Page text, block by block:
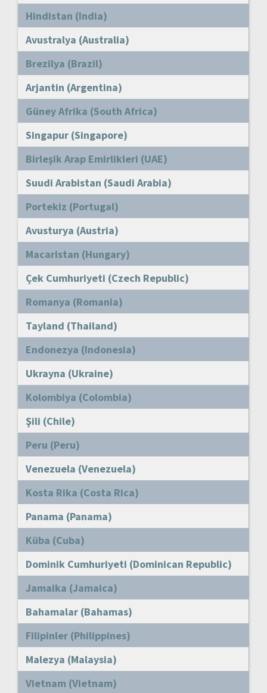
Hindistan (India)
Avustralya (Australia)
Brezilya (Brazil)
Arjantin (Argentina)
Güney Afrika (South Africa)
Singapur (Singapore)
Birleşik Arap Emirlikleri (UAE)
Suudi Arabistan (Saudi Arabia)
Portekiz (Portugal)
Avusturya (Austria)
Macaristan (Hungary)
Çek Cumhuriyeti (Czech Republic)
Romanya (Romania)
Tayland (Thailand)
Endonezya (Indonesia)
Ukrayna (Ukraine)
Kolombiya (Colombia)
Şili (Chile)
Peru (Peru)
Venezuela (Venezuela)
Kosta Rika (Costa Rica)
Panama (Panama)
Küba (Cuba)
Dominik Cumhuriyeti (Dominican Republic)
Jamaika (Jamaica)
Bahamalar (Bahamas)
Filipinler (Philippines)
Malezya (Malaysia)
Vietnam (Vietnam)